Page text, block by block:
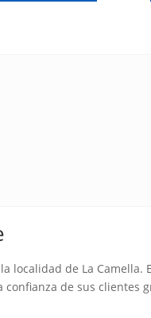
localidad de La Camella.
de sus clientes